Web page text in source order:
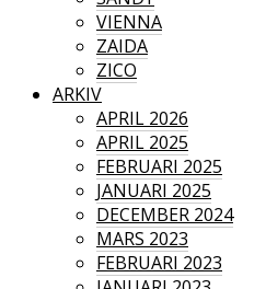
VIENNA
ZAIDA
ZICO
ARKIV
APRIL 2026
APRIL 2025
FEBRUARI 2025
JANUARI 2025
DECEMBER 2024
MARS 2023
FEBRUARI 2023